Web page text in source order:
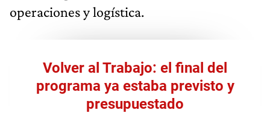
operaciones y logística.
Volver al Trabajo: el final del
programa ya estaba previsto y
presupuestado